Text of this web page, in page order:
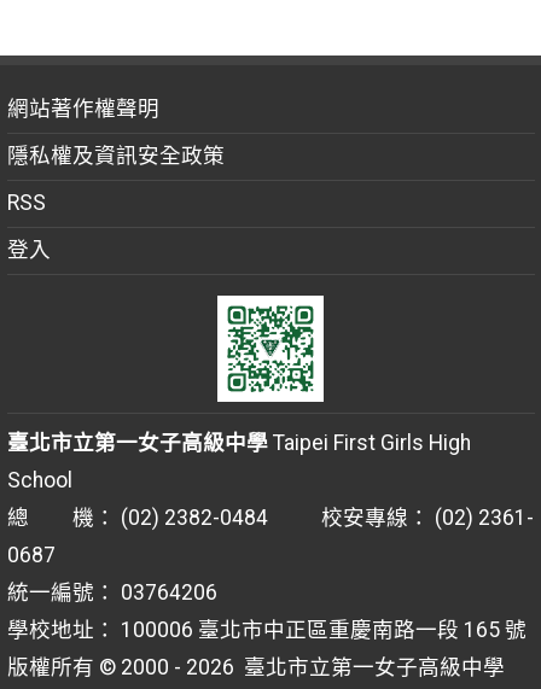
網站著作權聲明
隱私權及資訊安全政策
RSS
登入
臺北市立第一女子高級中學Taipei First Girls High
School
總 機： (02) 2382-0484 校安專線： (02) 2361-
0687
統一編號： 03764206
學校地址： 100006 臺北市中正區重慶南路一段 165 號
版權所有 © 2000 - 2026 臺北市立第一女子高級中學